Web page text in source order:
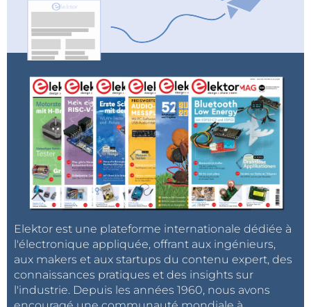
Elektor est une plateforme internationale dédiée à
l'électronique appliquée, offrant aux ingénieurs,
aux makers et aux startups du contenu expert, des
connaissances pratiques et des insights sur
l'industrie. Depuis les années 1960, nous avons